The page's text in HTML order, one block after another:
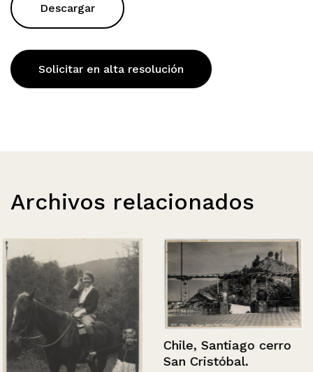
Descargar
Solicitar en alta resolución
Archivos relacionados
Chile, Santiago cerro
San Cristóbal.